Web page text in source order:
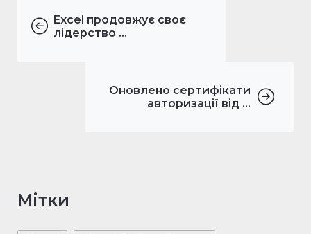
Excel продовжує своє
лідерство ...
Оновлено сертифікати
авторизації від ...
Мітки